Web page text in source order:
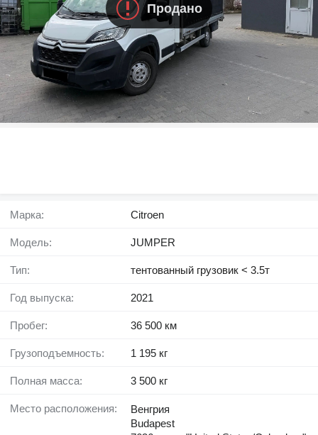
Продано
Марка: Citroen
Модель: JUMPER
Тип: тентованный грузовик < 3.5т
Год выпуска: 2021
Пробег: 36 500 км
Грузоподъемность: 1 195 кг
Полная масса: 3 500 кг
Место расположения:
Венгрия
Budapest